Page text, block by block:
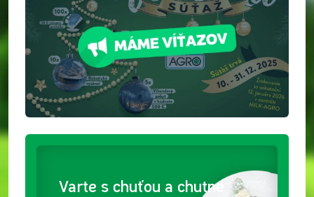
Varte s chuťou a chutne